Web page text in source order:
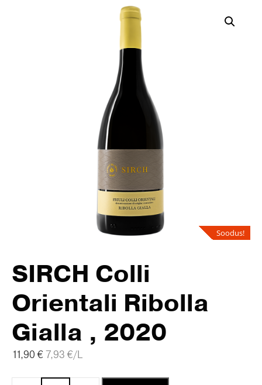
Soodus!
SIRCH Colli
Orientali Ribolla
Gialla , 2020
11,90€7,93 €/L